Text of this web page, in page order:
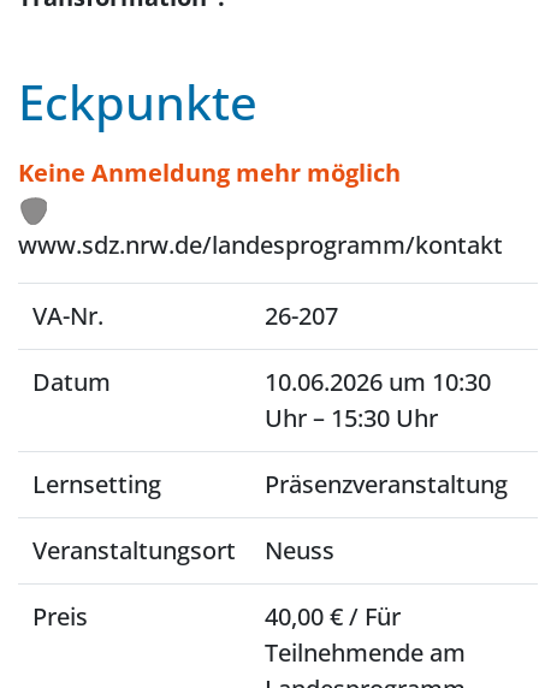
Eckpunkte
Keine Anmeldung mehr möglich
www.sdz.nrw.de/landesprogramm/kontakt
VA-Nr. 26-207
Datum
10.06.2026 um 10:30
Uhr – 15:30 Uhr
Lernsetting Präsenzveranstaltung
Veranstaltungsort Neuss
Preis
40,00 € / Für
Teilnehmende am